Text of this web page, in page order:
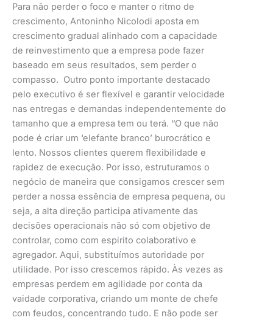
Para não perder o foco e manter o ritmo de
crescimento, Antoninho Nicolodi aposta em
crescimento gradual alinhado com a capacidade
de reinvestimento que a empresa pode fazer
baseado em seus resultados, sem perder o
compasso. Outro ponto importante destacado
pelo executivo é ser flexível e garantir velocidade
nas entregas e demandas independentemente do
tamanho que a empresa tem ou terá. “O que não
pode é criar um ‘elefante branco’ burocrático e
lento. Nossos clientes querem flexibilidade e
rapidez de execução. Por isso, estruturamos o
negócio de maneira que consigamos crescer sem
perder a nossa essência de empresa pequena, ou
seja, a alta direção participa ativamente das
decisões operacionais não só com objetivo de
controlar, como com espirito colaborativo e
agregador. Aqui, substituímos autoridade por
utilidade. Por isso crescemos rápido. Às vezes as
empresas perdem em agilidade por conta da
vaidade corporativa, criando um monte de chefe
com feudos, concentrando tudo. E não pode ser